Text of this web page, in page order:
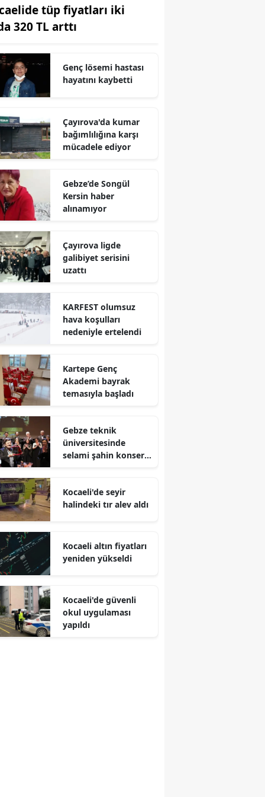
Edirne
Erzincan
Erzurum
Gaziantep
Gümüşhane
Hakkari
Isparta
İstanbul
İzmir
Kastamonu
Kırklareli
Kırşehir
Konya
Malatya
Kahramanmaraş
Mardin
tüp fiyatları iki
320 TL arttı
Genç lösemi hastası
hayatını kaybetti
Çayırova'da kumar
bağımlılığına karşı
mücadele ediyor
Gebze’de Songül
Kersin haber
alınamıyor
Çayırova ligde
galibiyet serisini
uzattı
KARFEST olumsuz
hava koşulları
nedeniyle ertelendi
Kartepe Genç
Akademi bayrak
temasıyla başladı
Gebze teknik
üniversitesinde
selami şahin konseri
Kocaeli'de seyir
halindeki tır alev aldı
Kocaeli altın fiyatları
yeniden yükseldi
Kocaeli'de güvenli
okul uygulaması
yapıldı